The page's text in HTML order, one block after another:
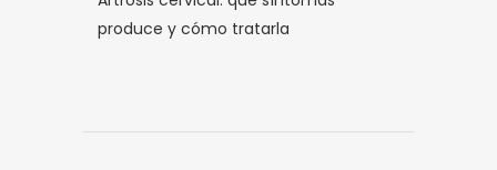
produce y cómo tratarla